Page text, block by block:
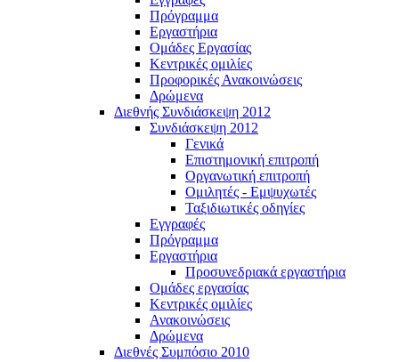
Πρόγραμμα
Εργαστήρια
Ομάδες Εργασίας
Κεντρικές ομιλίες
Προφορικές Ανακοινώσεις
Δρώμενα
Διεθνής Συνδιάσκεψη 2012
Συνδιάσκεψη 2012
Γενικά
Επιστημονική επιτροπή
Οργανωτική επιτροπή
Ομιλητές - Εμψυχωτές
Ταξιδιωτικές οδηγίες
Εγγραφές
Πρόγραμμα
Εργαστήρια
Προσυνεδριακά εργαστήρια
Ομάδες εργασίας
Κεντρικές ομιλίες
Ανακοινώσεις
Δρώμενα
Διεθνές Συμπόσιο 2010